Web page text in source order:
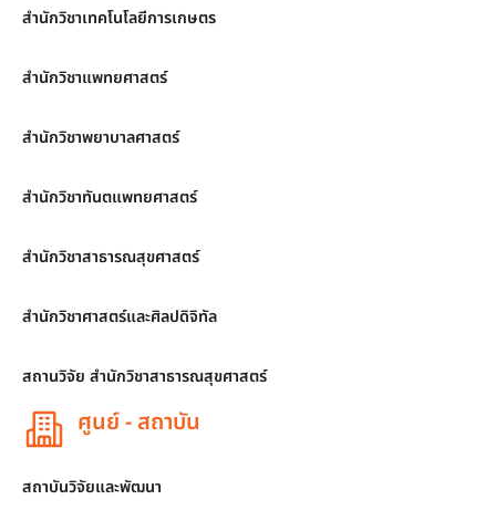
สำนักวิชาเทคโนโลยีการเกษตร
สำนักวิชาแพทยศาสตร์
สำนักวิชาพยาบาลศาสตร์
สำนักวิชาทันตแพทยศาสตร์
สำนักวิชาสาธารณสุขศาสตร์
สำนักวิชาศาสตร์และศิลปดิจิทัล
สถานวิจัย สำนักวิชาสาธารณสุขศาสตร์
ศูนย์ - สถาบัน
สถาบันวิจัยและพัฒนา